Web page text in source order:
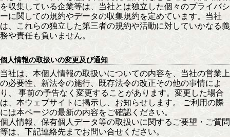
を収集している企業等は、当社とは独立した個々のプライバシ
ーに関しての規約やデータの収集規約を定めています。当社
は、これらの独立した第三者の規約や活動に対していかなる義
務や責任も負いません。
個人情報の取扱いの変更及び通知
当社は、本個人情報の取扱いについての内容を、当社の営業上
の必要性、新法令の施行、既存法令の改正その他の事情によ
り、 事前の予告なく変更することがあります。変更した場合
は、本ウェブサイトに掲示し、お知らせします。 ご利用の際
には本ページの最新の内容をご確認ください。
個人情報、保有個人データ等の取扱いに関するご要望・ご質問
等は、下記連絡先までお問い合せください。